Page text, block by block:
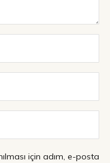
için adım, e-posta